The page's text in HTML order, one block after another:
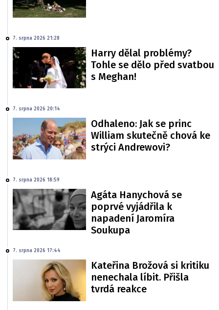
7. srpna 2026 21:28
Harry dělal problémy?
Tohle se dělo před svatbou
s Meghan!
7. srpna 2026 20:14
Odhaleno: Jak se princ
William skutečně chová ke
strýci Andrewovi?
7. srpna 2026 18:59
Agáta Hanychová se
poprvé vyjádřila k
napadení Jaromíra
Soukupa
7. srpna 2026 17:44
Kateřina Brožová si kritiku
nenechala líbit. Přišla
tvrdá reakce